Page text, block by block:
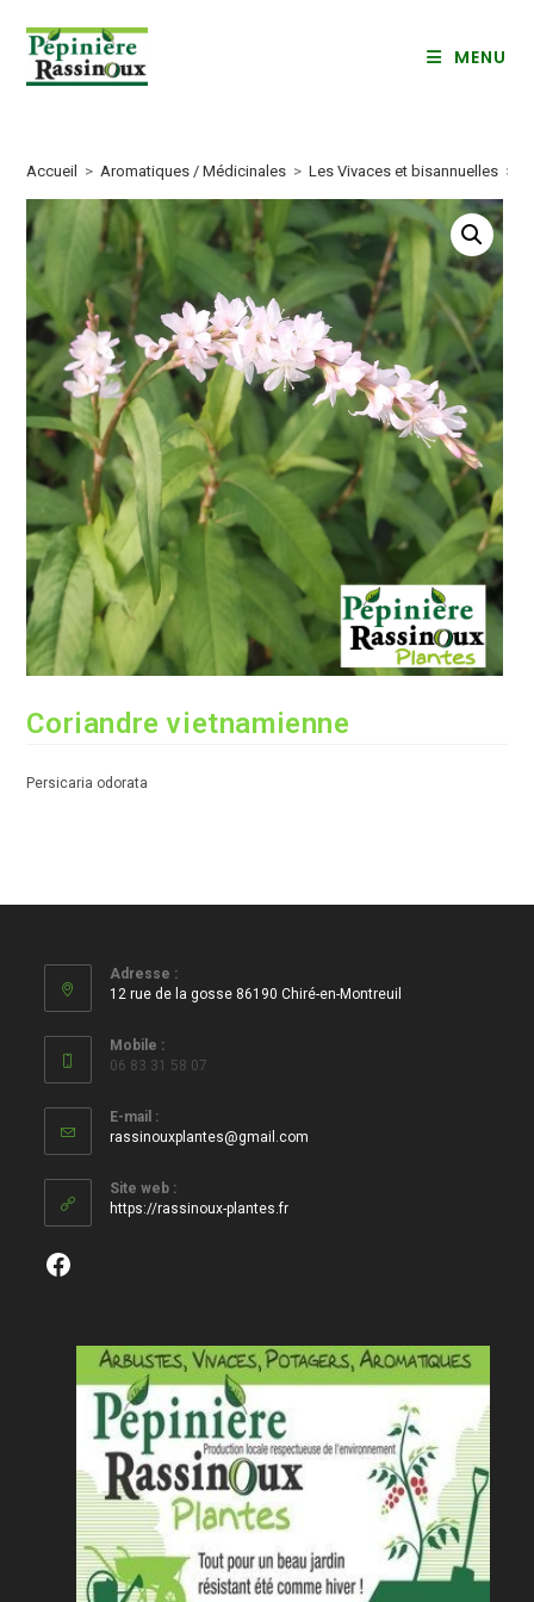
content
MENU
Accueil > Aromatiques / Médicinales > Les Vivaces et bisannuelles >
Coriandre vietnamienne
Persicaria odorata
Adresse :
12 rue de la gosse 86190 Chiré-en-Montreuil
Mobile :
06 83 31 58 07
E-mail :
rassinouxplantes@gmail.com
Site web :
https://rassinoux-plantes.fr
Facebook